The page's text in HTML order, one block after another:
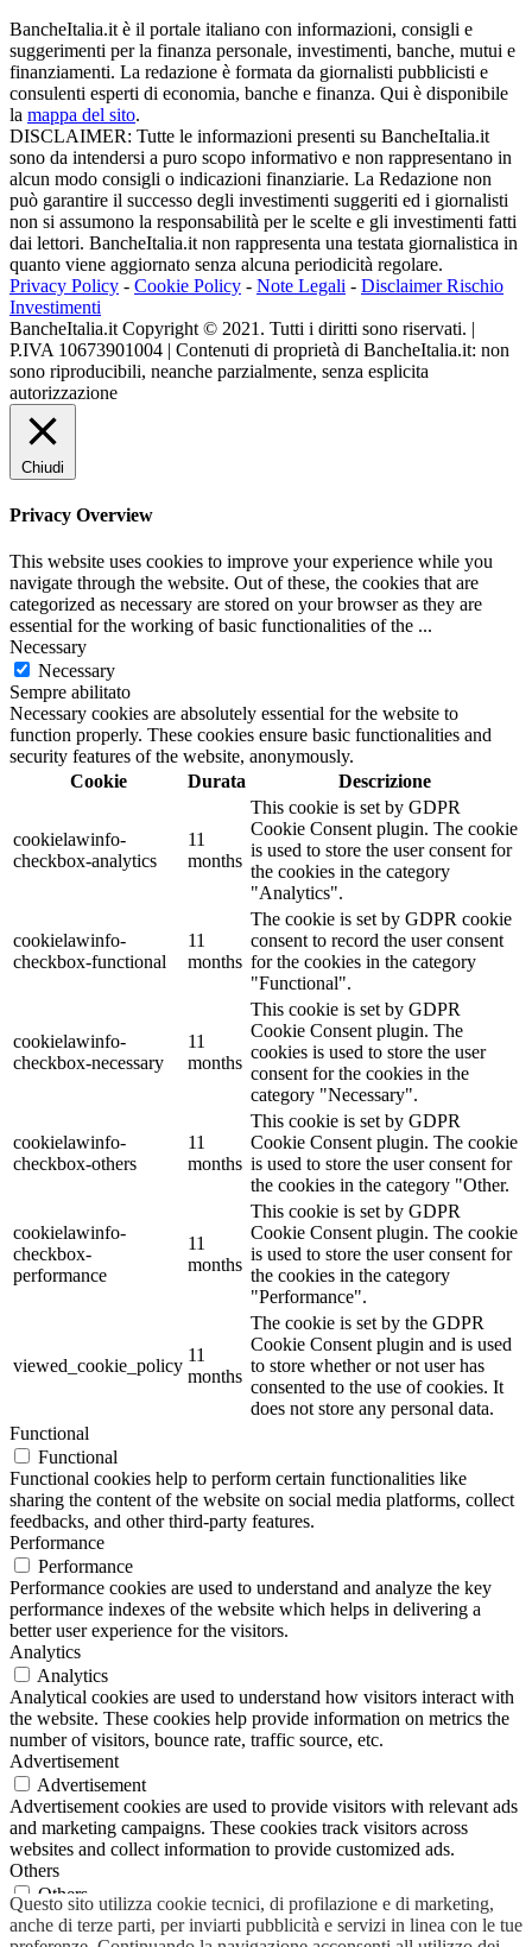
BancheItalia.it è il portale italiano con informazioni, consigli e
suggerimenti per la finanza personale, investimenti, banche, mutui e
finanziamenti. La redazione è formata da giornalisti pubblicisti e
consulenti esperti di economia, banche e finanza. Qui è disponibile
la mappa del sito.
DISCLAIMER: Tutte le informazioni presenti su BancheItalia.it
sono da intendersi a puro scopo informativo e non rappresentano in
alcun modo consigli o indicazioni finanziarie. La Redazione non
può garantire il successo degli investimenti suggeriti ed i giornalisti
non si assumono la responsabilità per le scelte e gli investimenti fatti
dai lettori. BancheItalia.it non rappresenta una testata giornalistica in
quanto viene aggiornato senza alcuna periodicità regolare.
Privacy Policy - Cookie Policy - Note Legali - Disclaimer Rischio
Investimenti
BancheItalia.it Copyright © 2021. Tutti i diritti sono riservati. |
P.IVA 10673901004 | Contenuti di proprietà di BancheItalia.it: non
sono riproducibili, neanche parzialmente, senza esplicita
autorizzazione
Questo sito utilizza cookie tecnici, di profilazione e di marketing,
anche di terze parti, per inviarti pubblicità e servizi in linea con le tue
Chiudi
Privacy Overview
This website uses cookies to improve your experience while you
navigate through the website. Out of these, the cookies that are
categorized as necessary are stored on your browser as they are
essential for the working of basic functionalities of the ...
Necessary
Necessary
Sempre abilitato
Necessary cookies are absolutely essential for the website to
function properly. These cookies ensure basic functionalities and
security features of the website, anonymously.
Cookie
Durata Descrizione
cookielawinfo-
checkbox-analytics
11
months
This cookie is set by GDPR
Cookie Consent plugin. The cookie
is used to store the user consent for
the cookies in the category
"Analytics".
cookielawinfo-
checkbox-functional
11
months
The cookie is set by GDPR cookie
consent to record the user consent
for the cookies in the category
"Functional".
cookielawinfo-
checkbox-necessary
11
months
This cookie is set by GDPR
Cookie Consent plugin. The
cookies is used to store the user
consent for the cookies in the
category "Necessary".
cookielawinfo-
checkbox-others
11
months
This cookie is set by GDPR
Cookie Consent plugin. The cookie
is used to store the user consent for
the cookies in the category "Other.
cookielawinfo-
checkbox-
performance
11
months
This cookie is set by GDPR
Cookie Consent plugin. The cookie
is used to store the user consent for
the cookies in the category
"Performance".
viewed_cookie_policy
11
months
The cookie is set by the GDPR
Cookie Consent plugin and is used
to store whether or not user has
consented to the use of cookies. It
does not store any personal data.
Functional
Functional
Functional cookies help to perform certain functionalities like
sharing the content of the website on social media platforms, collect
feedbacks, and other third-party features.
Performance
Performance
Performance cookies are used to understand and analyze the key
performance indexes of the website which helps in delivering a
better user experience for the visitors.
Analytics
Analytics
Analytical cookies are used to understand how visitors interact with
the website. These cookies help provide information on metrics the
number of visitors, bounce rate, traffic source, etc.
Advertisement
Advertisement
Advertisement cookies are used to provide visitors with relevant ads
and marketing campaigns. These cookies track visitors across
websites and collect information to provide customized ads.
Others
Others
Other uncategorized cookies are those that are being analyzed and
have not been classified into a category as yet.